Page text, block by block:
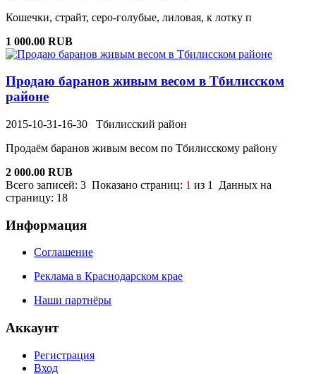
Кошечки, страйт, серо-голубые, лиловая, к лотку п
1 000.00 RUB
Продаю баранов живым весом в Тбилисском
районе
2015-10-31-16-30
Тбилисский район
Продаём баранов живым весом по Тбилисскому району
2 000.00 RUB
Всего записей: 3 Показано страниц: 1 из 1 Данных на
страницу: 18
Информация
Соглашение
Реклама в Краснодарском крае
Наши партнёры
Аккаунт
Регистрация
Вход